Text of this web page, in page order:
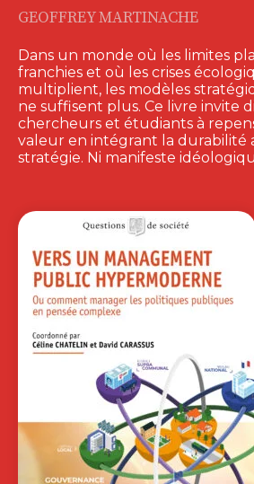
GEOFFREY MARTINACHE
Dans un monde où les limites
franchies et où les crises
multiplient, les modèles
ne suffisent plus. Ce livre invite
chercheurs et étudiants à
valeur en intégrant la
stratégie. Ni manifeste